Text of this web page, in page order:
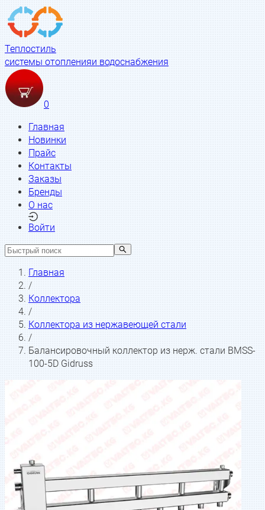
Теплостиль
системы отопленияи водоснабжения
0
Главная
Новинки
Прайс
Контакты
Заказы
Бренды
О нас
Войти
Главная
/
Коллектора
/
Коллектора из нержавеющей стали
/
Балансировочный коллектор из нерж. стали BMSS-
100-5D Gidruss